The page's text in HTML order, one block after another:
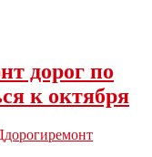
дорог по
к октября
дорогиремонт